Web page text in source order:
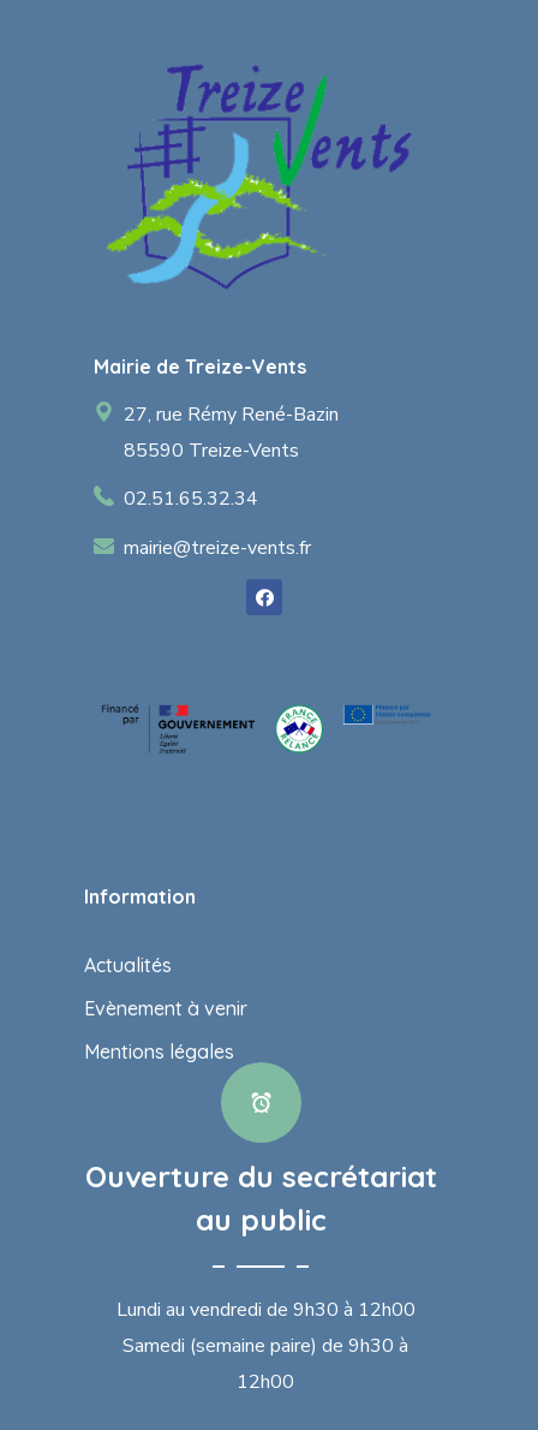
Mairie de Treize-Vents
27, rue Rémy René-Bazin
85590 Treize-Vents
02.51.65.32.34
mairie@treize-vents.fr
Information
Actualités
Evènement à venir
Mentions légales
Ouverture du secrétariat
au public
Lundi au vendredi de 9h30 à 12h00
Samedi (semaine paire) de 9h30 à
12h00